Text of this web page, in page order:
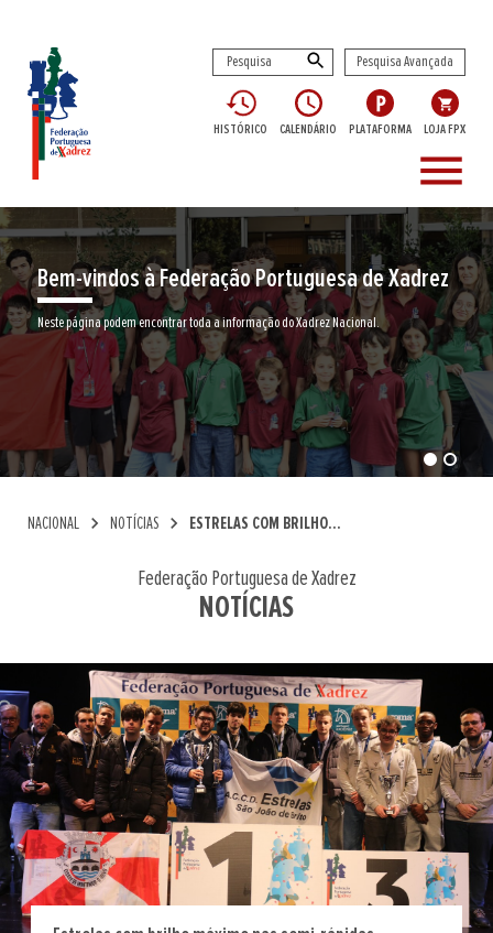
Pesquisa Avançada
HISTÓRICO CALENDÁRIO PLATAFORMA LOJA FPX
menu
Bem-vindos à Federação Portuguesa de Xadrez
Neste página podem encontrar toda a informação do Xadrez Nacional.
NACIONAL chevron_right NOTÍCIAS chevron_right ESTRELAS COM BRILHO...
Federação Portuguesa de Xadrez
NOTÍCIAS